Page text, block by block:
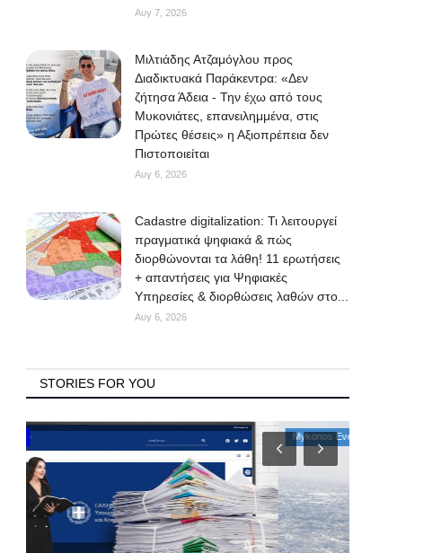
Αυγ 7, 2026
Μιλτιάδης Ατζαμόγλου προς
Διαδικτυακά Παράκεντρα: «Δεν
ζήτησα Άδεια - Την έχω από τους
Μυκονιάτες, επανειλημμένα, στις
Πρώτες θέσεις» η Αξιοπρέπεια δεν
Πιστοποιείται
Αυγ 6, 2026
Cadastre digitalization: Τι λειτουργεί
πραγματικά ψηφιακά & πώς
διορθώνονται τα λάθη! 11 ερωτήσεις
+ απαντήσεις για Ψηφιακές
Υπηρεσίες & διορθώσεις λαθών στο...
Αυγ 6, 2026
STORIES FOR YOU